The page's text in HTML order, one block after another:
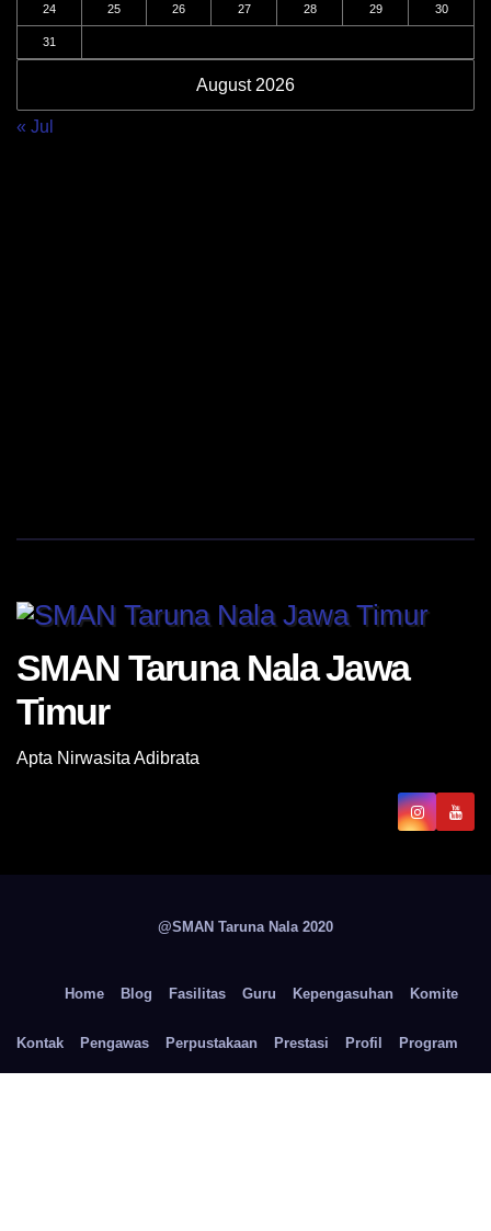
August 2026
24 25 26 27 28 29 30
31
« Jul
SMAN Taruna Nala Jawa
Timur
Apta Nirwasita Adibrata
@SMAN Taruna Nala 2020
Home Blog Fasilitas Guru Kepengasuhan Komite
Kontak Pengawas Perpustakaan Prestasi Profil Program